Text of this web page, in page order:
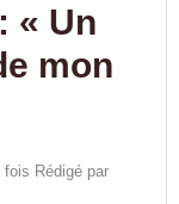
« Un
mon
fois Rédigé par